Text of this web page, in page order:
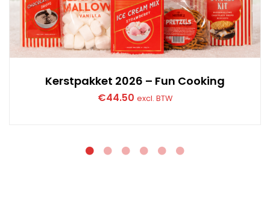
Kerstpakket 2026 – Fun Cooking
€44.50 excl. BTW